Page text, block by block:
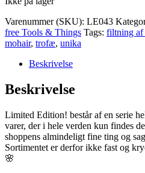
Varenummer (SKU): LE043
free Tools & Things Tags: filtning af
mohair, trofæ, unika
Beskrivelse
Beskrivelse
Limited Edition! består af en serie
varer, der i hele verden kun findes
shoppens almindeligt fine ting og
Sortimentet er derfor ikke fast og
🌸